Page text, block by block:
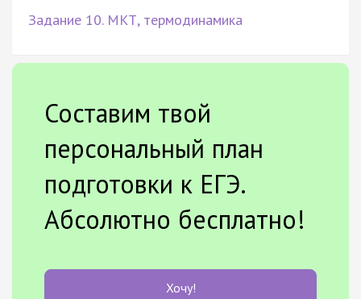
Задание 10. МКТ, термодинамика
Составим твой
персональный план
подготовки к ЕГЭ.
Абсолютно бесплатно!
Хочу!